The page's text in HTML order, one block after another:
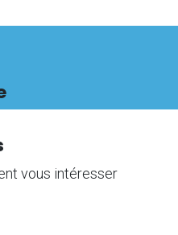
vous intéresser